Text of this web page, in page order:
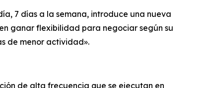
7 días a la semana, introduce una nueva
ganar flexibilidad para negociar según su
de menor actividad».
de alta frecuencia que se ejecutan en